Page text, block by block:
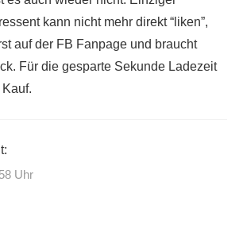
kann nicht mehr direkt “liken”,
auf der FB Fanpage und braucht
Für die gesparte Sekunde Ladezeit
Uhr